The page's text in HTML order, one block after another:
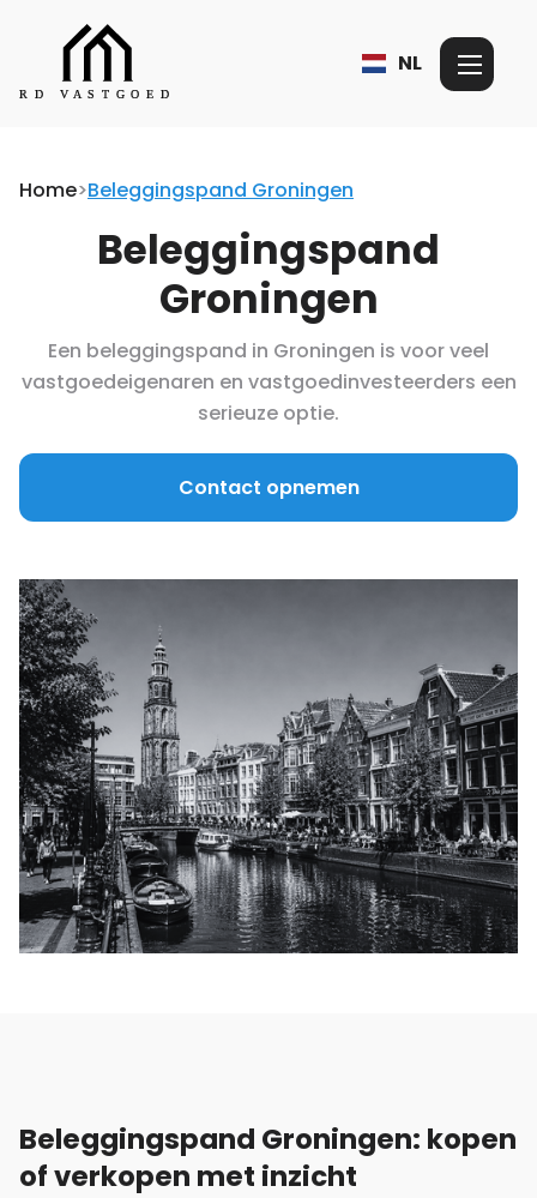
NL
Home>Beleggingspand Groningen
Beleggingspand
Groningen
Een beleggingspand in Groningen is voor veel
vastgoedeigenaren en vastgoedinvesteerders een
serieuze optie.
Contact opnemen
Beleggingspand Groningen: kopen
of verkopen met inzicht